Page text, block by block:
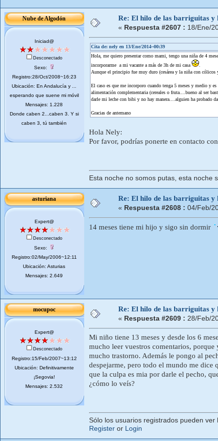
Nube de Algodón
Iniciad@
Desconectado
Sexo:
Registro:28/Oct/2008~16:23
Ubicación: En Andalucía y ...
esperando que suene mi móvil
Mensajes: 1.228
Donde caben 2...caben 3. Y si
caben 3, tú también
Re: El hilo de las barriguitas y
« Respuesta #2607 : 18/Ene/
Cita de: nely en 13/Ene/2014~00:39
Hola, me quiero presentar como mami, tengo una niña de 4
incorporarme a mi vacante a más de 3h de mi casa
Aunque el principio fue muy duro (cesárea y la niña con cólicos
El caso es que me incorporo cuando tenga 5 meses y medio y
alimentación complementaria (cereales o fruta....bueno al ser
darle mi leche con bibi y no hay manera....alguien ha probado
Gracias de antemano
Hola Nely:
Por favor, podrías ponerte en contacto
Esta noche no somos putas, esta noche
asturiana
Expert@
Desconectado
Sexo:
Registro:02/May/2006~12:11
Ubicación: Asturias
Mensajes: 2.649
Re: El hilo de las barriguitas y
« Respuesta #2608 : 04/Feb/
14 meses tiene mi hijo y sigo sin dormir
mocupoc
Expert@
Desconectado
Registro:15/Feb/2007~13:12
Ubicación: Definitivamente
¡Segovia!
Mensajes: 2.532
Re: El hilo de las barriguitas y
« Respuesta #2609 : 28/Feb/
Mi niño tiene 13 meses y desde los 6
mucho leer vuestros comentarios,
mucho trastorno. Además le pongo al
despejarme, pero todo el mundo me dice
que la culpa es mia por darle el pecho,
¿cómo lo veís?
Sólo los usuarios registrados pueden ver
Register or Login